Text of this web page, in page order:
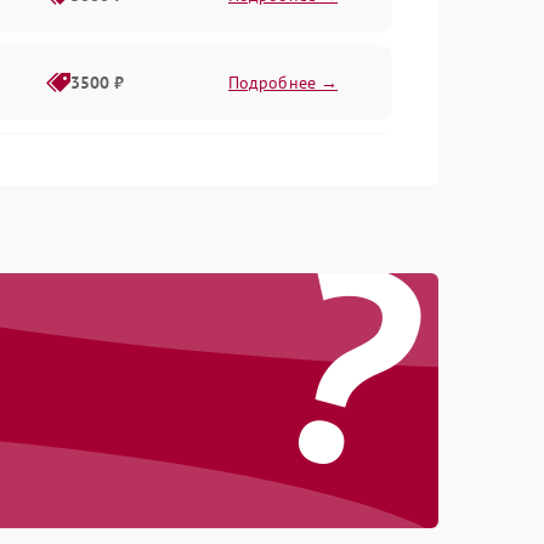
3500 ₽ Подробнее →
2000 ₽ Подробнее →
Подробнее →
Подробнее →
?